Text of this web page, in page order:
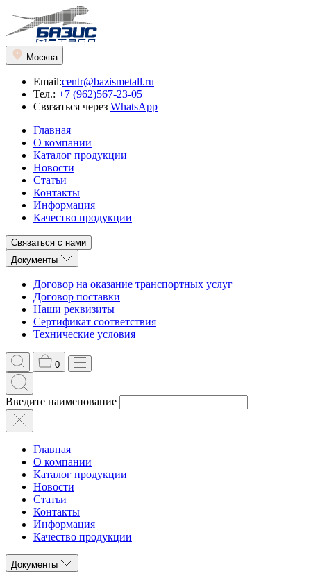
Москва
Email:centr@bazismetall.ru
Тел.: +7 (962)567-23-05
Связаться через WhatsApp
Главная
О компании
Каталог продукции
Новости
Статьи
Контакты
Информация
Качество продукции
Связаться с нами
Документы
Договор на оказание транспортных услуг
Договор поставки
Наши реквизиты
Сертификат соответствия
Технические условия
0
Введите наименование
Главная
О компании
Каталог продукции
Новости
Статьи
Контакты
Информация
Качество продукции
Документы